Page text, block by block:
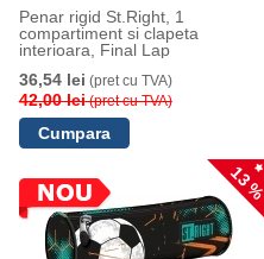
Penar rigid St.Right, 1
compartiment si clapeta
interioara, Final Lap
36,54 lei (pret cu TVA)
42,00 lei(pret cu TVA)
13 %